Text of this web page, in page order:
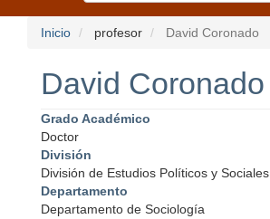
Inicio profesor David Coronado
David Coronado
Grado Académico
Doctor
División
División de Estudios Políticos y Sociales
Departamento
Departamento de Sociología